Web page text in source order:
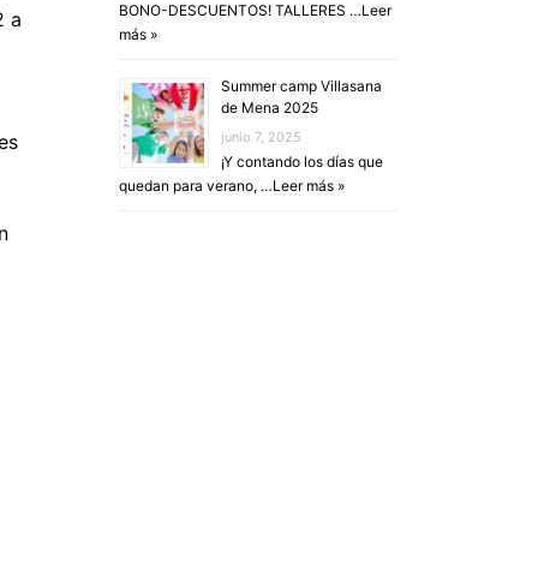
a
BONO-DESCUENTOS! TALLERES …Leer
más »
Summer camp Villasana
de Mena 2025
junio 7, 2025
¡Y contando los días que
quedan para verano, …Leer más »